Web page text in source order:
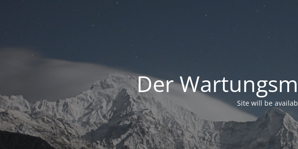
Der
Site will be